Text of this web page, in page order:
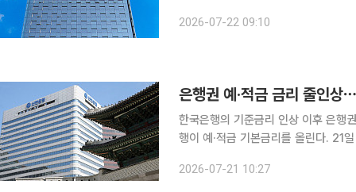
2.90%에서 연 3.20%로 0.30%p
2026-07-22 09:10
은행권 예·적금 금리 줄인
한국은행의 기준금리 인상 이후 은행
행이 예·적금 기본금리를 올린다. 21일 금융권에 따르면 신한은행은 이날부터 만기 1년의 쏠편한 정
13종의 기본금리를 상품과 가입 기
2026-07-21 10:27